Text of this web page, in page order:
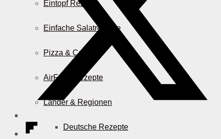
Eintopf Rezepte
Einfache Salatrezepte
Pizza & Co.
AirFryer Rezepte
Länder & Regionen
Deutsche Rezepte